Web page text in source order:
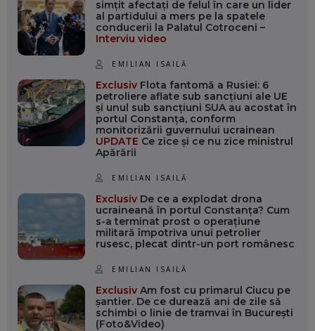
țintele de deficit, dar are nevoie
de stabilitate politică
Europeană și realitatea din
spatele ușilor închise
IRINA OLTEANU IERI, 18:21
România lansează platforma
unică pentru angajarea
lucrătorilor străini. Procedurile se
mută online din 8 august
REDACȚIA SPOTMEDIA.RO
IERI, 18:12
Diana Șoșoacă s-a ales cu
plângere penală pentru trădare și
comunicarea de informații false.
Cine și de ce o acuză
simțit afectați de felul în care un lider
al partidului a mers pe la spatele
conducerii la Palatul Cotroceni –
Interviu video
EMILIAN ISAILĂ
ExclusivFlota fantomă a Rusiei: 6
petroliere aflate sub sancțiuni ale UE
și unul sub sancțiuni SUA au acostat în
portul Constanța, conform
monitorizării guvernului ucrainean
UPDATE Ce zice și ce nu zice ministrul
Apărării
EMILIAN ISAILĂ
ExclusivDe ce a explodat drona
ucraineană în portul Constanța? Cum
s-a terminat prost o operațiune
militară împotriva unui petrolier
rusesc, plecat dintr-un port românesc
EMILIAN ISAILĂ
ExclusivAm fost cu primarul Ciucu pe
șantier. De ce durează ani de zile să
schimbi o linie de tramvai în București
(Foto&Video)